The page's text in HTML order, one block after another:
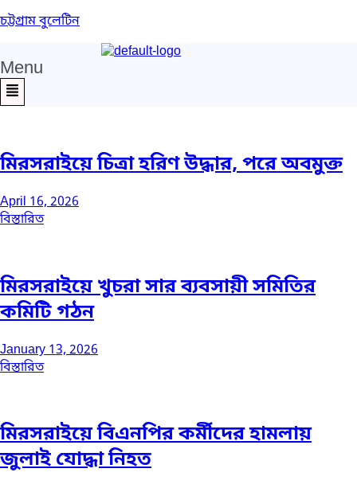
চট্টগ্রাম বুলেটিন
Menu
মিরসরাইয়ে চিত্রা হরিণ উদ্ধার, পরে অবমুক্ত
April 16, 2026
বিস্তারিত
মিরসরাইয়ে খুচরা সার ব্যবসায়ী সমিতির
কমিটি গঠন
January 13, 2026
বিস্তারিত
মিরসরাইয়ে বিএনপির কর্মীদের হামলায়
জুলাই যোদ্ধা নিহত